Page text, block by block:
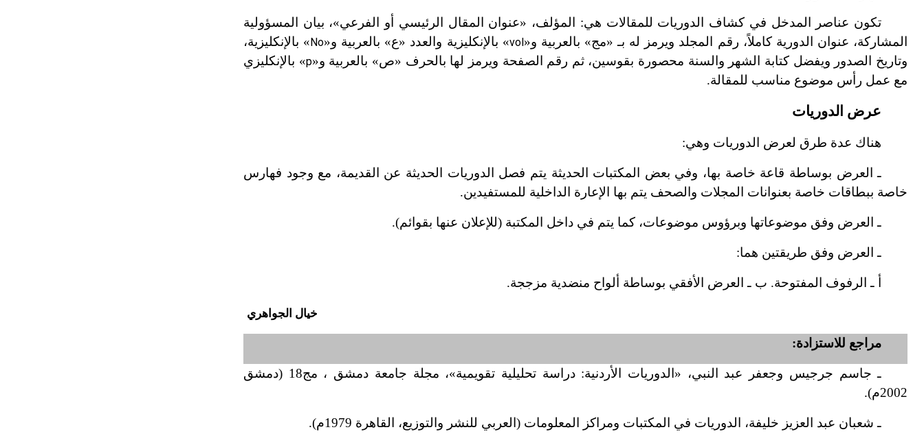
تكون عناصر المدخل في كشاف الدوريات للمقالات هي: المؤلف، «عنوان المقال الرئيسي أو الفرعي»، بيان المسؤولية
المشاركة، عنوان الدورية كاملاً، رقم المجلد ويرمز له بـ «مج» بالعربية و«vol» بالإنكليزية والعدد «ع» بالعربية و«No» بالإنكليزية،
وتاريخ الصدور ويفضل كتابة الشهر والسنة محصورة بقوسين، ثم رقم الصفحة ويرمز لها بالحرف «ص» بالعربية و«p» بالإنكليزي
مع عمل رأس موضوع مناسب للمقالة.
عرض الدوريات
هناك عدة طرق لعرض الدوريات وهي:
ـ العرض بوساطة قاعة خاصة بها، وفي بعض المكتبات الحديثة يتم فصل الدوريات الحديثة عن القديمة، مع وجود فهارس
خاصة ببطاقات خاصة بعنوانات المجلات والصحف يتم بها الإعارة الداخلية للمستفيدين.
ـ العرض وفق موضوعاتها وبرؤوس موضوعات، كما يتم في داخل المكتبة (للإعلان عنها بقوائم).
ـ العرض وفق طريقتين هما:
أ ـ الرفوف المفتوحة. ب ـ العرض الأفقي بوساطة ألواح منضدية مزججة.
خيال الجواهري
مراجع للاستزادة:
ـ جاسم جرجيس وجعفر عبد النبي، «الدوريات الأردنية: دراسة تحليلية تقويمية»، مجلة جامعة دمشق ، مج18 (دمشق
2002م).
ـ شعبان عبد العزيز خليفة، الدوريات في المكتبات ومراكز المعلومات (العربي للنشر والتوزيع، القاهرة 1979م).